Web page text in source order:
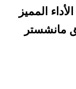
المميز
مانشستر